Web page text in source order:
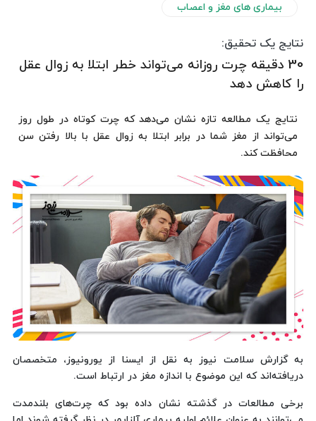
بیماری های مغز و اعصاب
نتایج یک تحقیق:
30 دقیقه چرت روزانه می‌تواند خطر ابتلا به زوال عقل
را کاهش دهد
نتایج یک مطالعه تازه نشان می‌دهد که چرت کوتاه در طول روز
می‌تواند از مغز شما در برابر ابتلا به زوال عقل با بالا رفتن سن
محافظت کند.
به گزارش سلامت نیوز به نقل از ایسنا از یورونیوز، متخصصان
دریافته‌اند که این موضوع با اندازه مغز در ارتباط است.
برخی مطالعات در گذشته نشان داده بود که چرت‌های بلندمدت